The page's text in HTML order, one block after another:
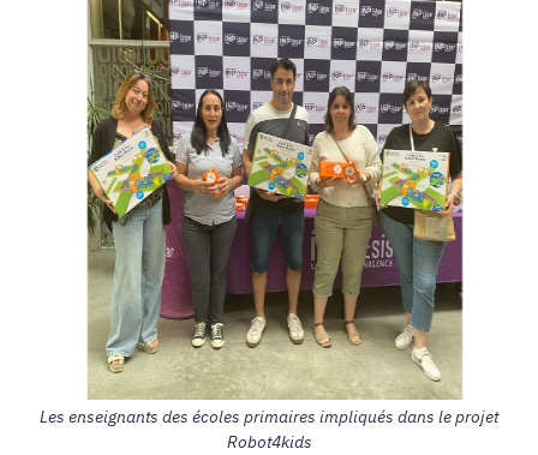
Les enseignants des écoles primaires impliqués dans le projet
Robot4kids